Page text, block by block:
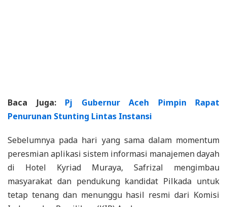
Baca Juga: Pj Gubernur Aceh Pimpin Rapat
Penurunan Stunting Lintas Instansi
Sebelumnya pada hari yang sama dalam momentum
peresmian aplikasi sistem informasi manajemen dayah
di Hotel Kyriad Muraya, Safrizal mengimbau
masyarakat dan pendukung kandidat Pilkada untuk
tetap tenang dan menunggu hasil resmi dari Komisi